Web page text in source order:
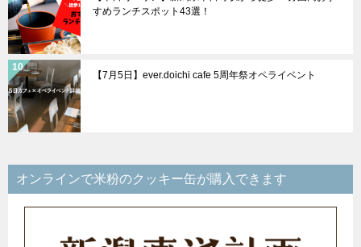
すめランチスポット43選！
【7月5日】ever.doichi cafe 5周年祭オペライベント
オンラインで米粉のクッキー缶が購入できます